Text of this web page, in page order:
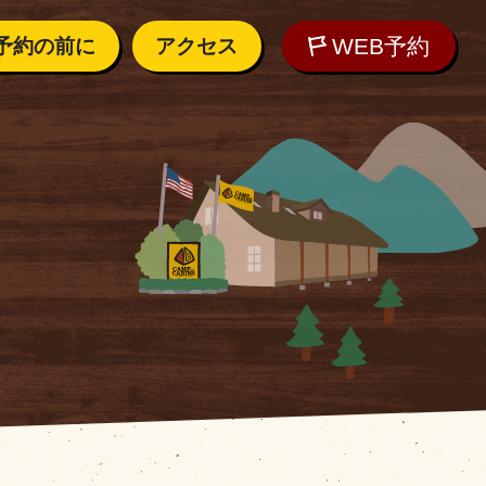
約の前に
ために
方へ
問
候
アクセス WEB予約
アクセス
WEB予約